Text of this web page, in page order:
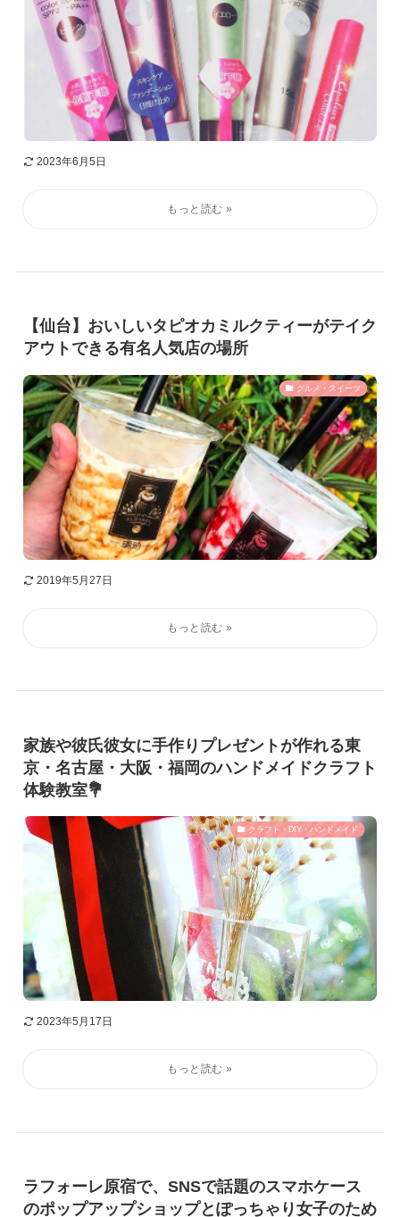
2023年6月5日
【仙台】おいしいタピオカミルクティーがテイク
アウトできる有名人気店の場所
グルメ・スイーツ
2019年5月27日
家族や彼氏彼女に手作りプレゼントが作れる東
京・名古屋・大阪・福岡のハンドメイドクラフト
体験教室💐
クラフト・DIY・ハンドメイド
2023年5月17日
ラフォーレ原宿で、SNSで話題のスマホケース
のポップアップショップとぽっちゃり女子のため